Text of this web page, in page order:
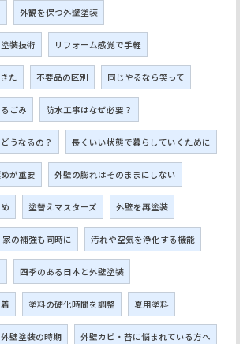
外観を保つ外壁塗装
装技術 リフォーム感覚で手軽
た 不要品の区別 同じやるなら笑って
ごみ 防水工事はなぜ必要？
うなるの？ 長くいい状態で暮らしていくために
が重要 外壁の膨れはそのままにしない
塗替えマスターズ 外壁を再塗装
家の補強も同時に 汚れや空気を浄化する機能
四季のある日本と外壁塗装
塗料の硬化時間を調整 夏用塗料
壁塗装の時期 外壁カビ・苔に悩まれている方へ